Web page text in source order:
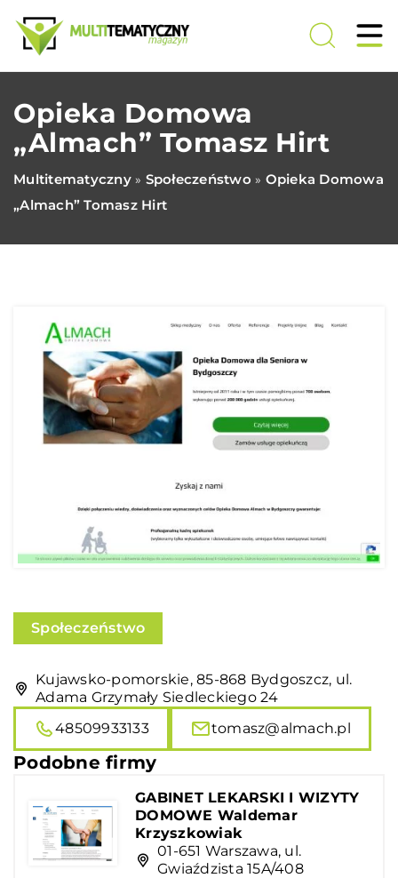
Opieka Domowa
„Almach” Tomasz Hirt
Multitematyczny» Społeczeństwo » Opieka Domowa
„Almach” Tomasz Hirt
Społeczeństwo
Kujawsko-pomorskie, 85-868 Bydgoszcz, ul.
Adama Grzymały Siedleckiego 24
48509933133
tomasz@almach.pl
Podobne firmy
GABINET LEKARSKI I WIZYTY
DOMOWE Waldemar
Krzyszkowiak
01-651 Warszawa, ul.
Gwiaździsta 15A/408